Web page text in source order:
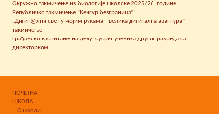
Окружно такмичење из биологије школске 2025/26. године
Републичко такмичење “Кенгур безграница”
„Дигит@лни свет у мојим рукама – велика дигитална авантура” –
такмичење
Грађанско васпитање на делу: сусрет ученика другог разреда са
директорком
ПОЧЕТНА
ШКОЛА
О школи